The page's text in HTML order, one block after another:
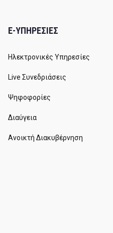
E-ΥΠΗΡΕΣΙΕΣ
Ηλεκτρονικές Υπηρεσίες
Live Συνεδριάσεις
Ψηφοφορίες
Διαύγεια
Ανοικτή Διακυβέρνηση